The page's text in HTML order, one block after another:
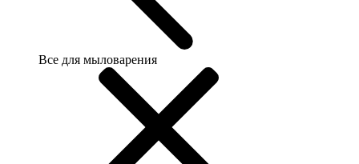
Все для мыловарения